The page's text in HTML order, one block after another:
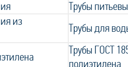
Трубы
из
Трубы для
Трубы ГОСТ
полиэтилена